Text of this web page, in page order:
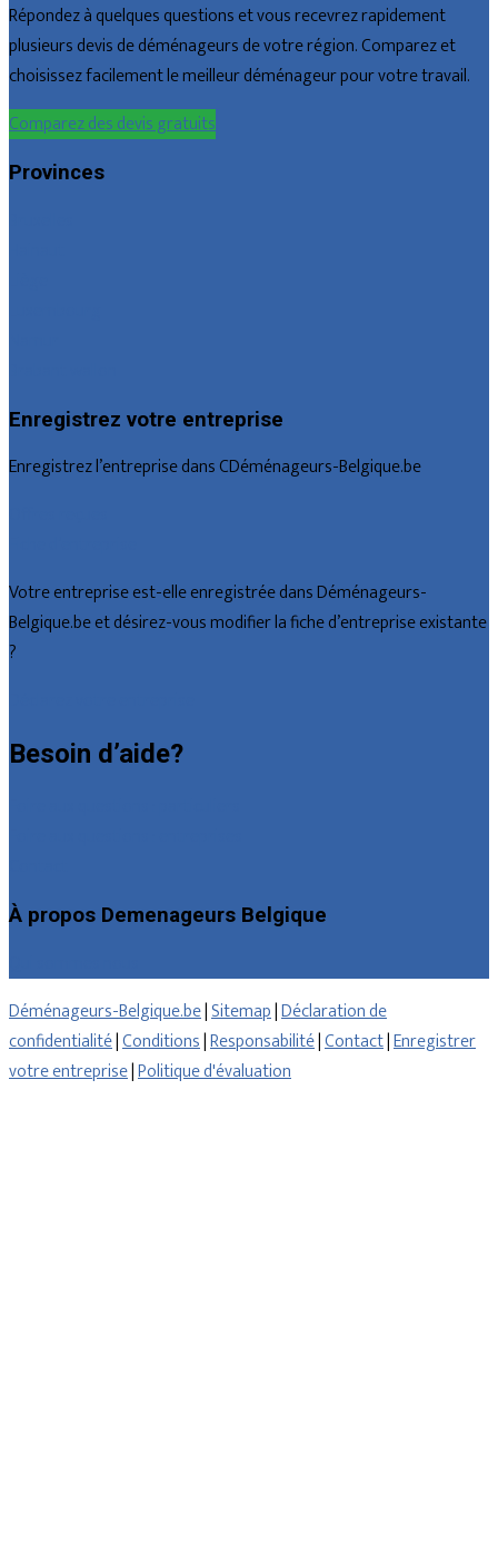
Répondez à quelques questions et vous recevrez rapidement
plusieurs devis de déménageurs de votre région. Comparez et
choisissez facilement le meilleur déménageur pour votre travail.
Comparez des devis gratuits
Provinces
Enregistrez votre entreprise
Enregistrez l’entreprise dans CDéménageurs-Belgique.be
Votre entreprise est-elle enregistrée dans Déménageurs-
Belgique.be et désirez-vous modifier la fiche d’entreprise existante
?
Besoin d’aide?
À propos Demenageurs Belgique
Déménageurs-Belgique.be|Sitemap|Déclaration de
confidentialité|Conditions|Responsabilité|Contact|Enregistrer
votre entreprise|Politique d'évaluation